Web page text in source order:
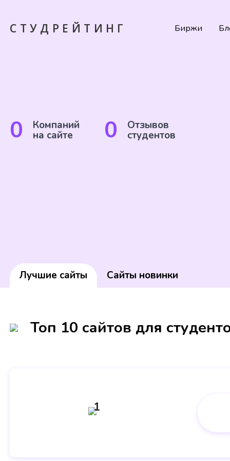
СТУДРЕЙТИНГ Биржи
0 Компаний
на сайте 0 Отзывов
студентов
Лучшие сайты Сайты новинки
Топ 10 сайтов для
1